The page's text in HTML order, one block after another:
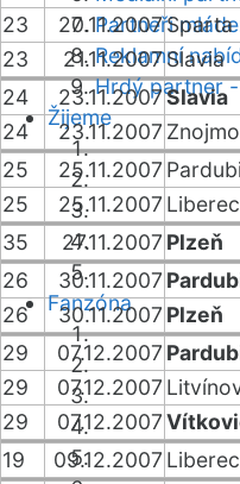
Partneři
Reklamní
Hrdý partner
Žijeme
Fanzóna
23
20.11.2007Sparta
23
21.11.2007Slavia
24
23.11.2007Slavia
24
23.11.2007 Znojmo
25
25.11.2007
25
25.11.2007 Liberec
35
27.11.2007 Plzeň
26
30.11.2007
26
30.11.2007 Plzeň
29
07.12.2007
29
07.12.2007
29
07.12.2007
19
09.12.2007 Liberec